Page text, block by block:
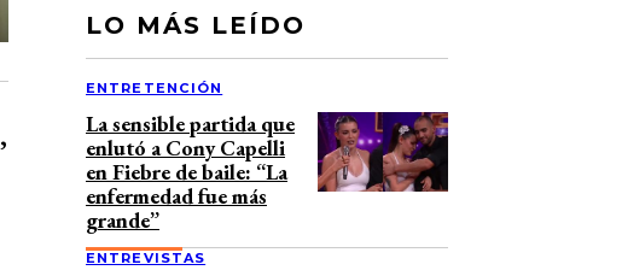
,
LO MÁS LEÍDO
ENTRETENCIÓN
La sensible partida que
enlutó a Cony Capelli
en Fiebre de baile: “La
enfermedad fue más
grande”
ENTREVISTAS